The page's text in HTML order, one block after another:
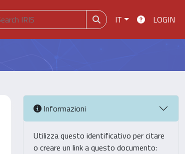
IT LOGIN
Informazioni
Utilizza questo identificativo per citare
o creare un link a questo documento: